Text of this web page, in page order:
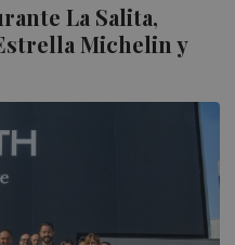
La Salita,
Michelin y